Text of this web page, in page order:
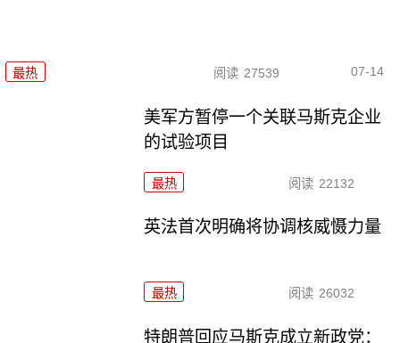
最热 阅读 27539 07-14
美军方暂停一个关联马斯克企业
的试验项目
最热 阅读 22132
英法首次明确将协调核威慑力量
最热 阅读 26032
特朗普回应马斯克成立新政党：